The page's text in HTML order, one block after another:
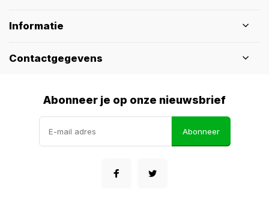
Informatie
Contactgegevens
Abonneer je op onze nieuwsbrief
Abonneer